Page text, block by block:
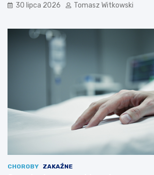
30 lipca 2026 Tomasz Witkowski
CHOROBY ZAKAŹNE